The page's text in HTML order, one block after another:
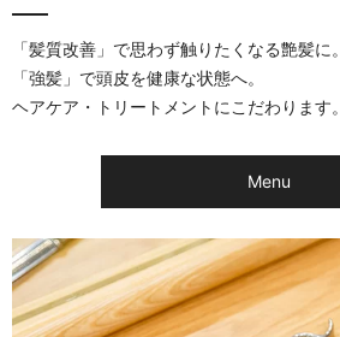
「髪質改善」で思わず触りたくなる艶髪に。
「強髪」で頭皮を健康な状態へ。
ヘアケア・トリートメントにこだわります。
Menu